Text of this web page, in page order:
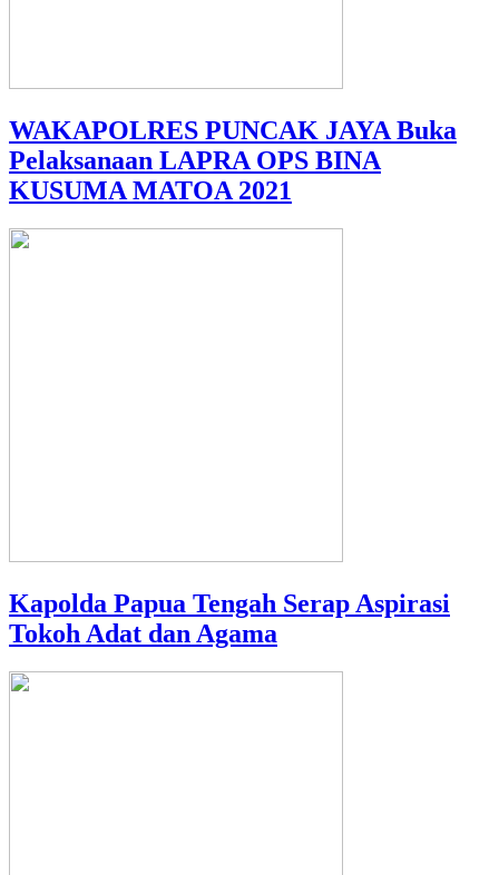
WAKAPOLRES PUNCAK JAYA Buka
Pelaksanaan LAPRA OPS BINA
KUSUMA MATOA 2021
Kapolda Papua Tengah Serap Aspirasi
Tokoh Adat dan Agama